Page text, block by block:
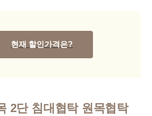
현재 할인가격은?
2단 침대협탁 원목협탁